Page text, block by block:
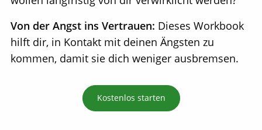
Von der Angst ins Vertrauen: Dieses Workbook
hilft dir, in Kontakt mit deinen Ängsten zu
kommen, damit sie dich weniger ausbremsen.
Kostenlos starten